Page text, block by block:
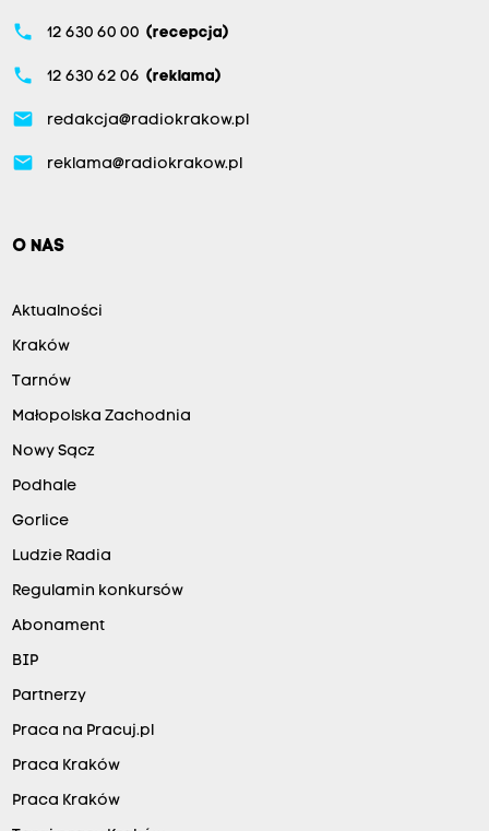
phone 12 630 60 00 (recepcja)
phone 12 630 62 06 (reklama)
email redakcja@radiokrakow.pl
email reklama@radiokrakow.pl
O NAS
Aktualności
Kraków
Tarnów
Małopolska Zachodnia
Nowy Sącz
Podhale
Gorlice
Ludzie Radia
Regulamin konkursów
Abonament
BIP
Partnerzy
Praca na Pracuj.pl
Praca Kraków
Praca Kraków